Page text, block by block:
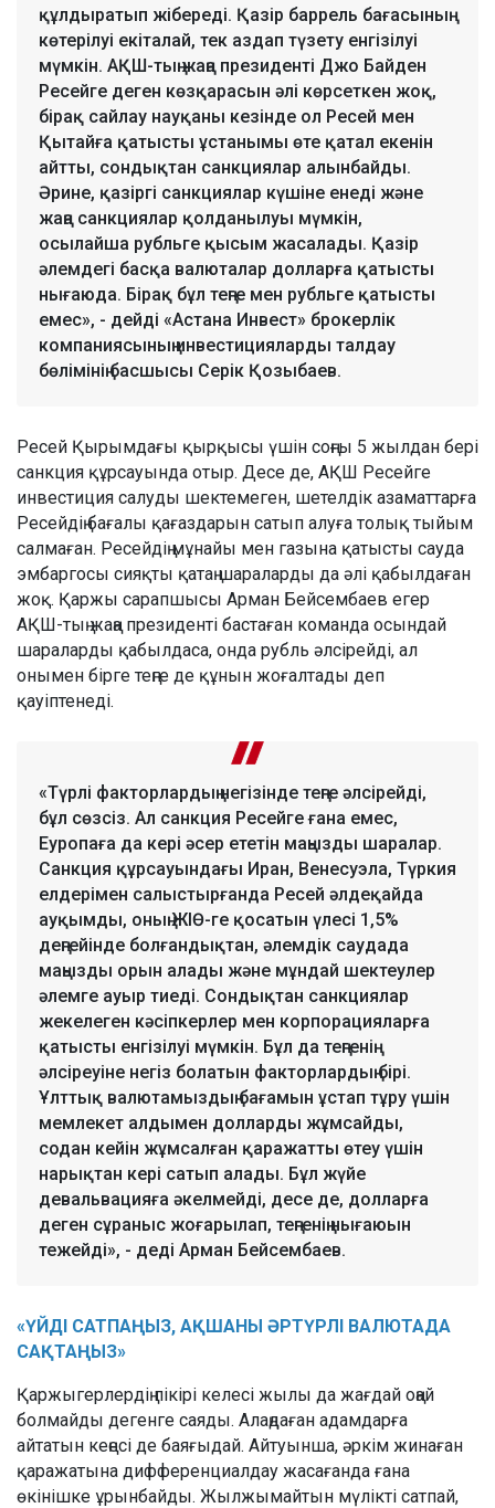
құлдыратып жібереді. Қазір баррель бағасының
көтерілуі екіталай, тек аздап түзету енгізілуі
мүмкін. АҚШ-тың жаңа президенті Джо Байден
Ресейге деген көзқарасын әлі көрсеткен жоқ,
бірақ сайлау науқаны кезінде ол Ресей мен
Қытайға қатысты ұстанымы өте қатал екенін
айтты, сондықтан санкциялар алынбайды.
Әрине, қазіргі санкциялар күшіне енеді және
жаңа санкциялар қолданылуы мүмкін,
осылайша рубльге қысым жасалады. Қазір
әлемдегі басқа валюталар долларға қатысты
нығаюда. Бірақ бұл теңге мен рубльге қатысты
емес», - дейді «Астана Инвест» брокерлік
компаниясының инвестицияларды талдау
бөлімінің басшысы Серік Қозыбаев.
Ресей Қырымдағы қырқысы үшін соңғы 5 жылдан бері
санкция құрсауында отыр. Десе де, АҚШ Ресейге
инвестиция салуды шектемеген, шетелдік азаматтарға
Ресейдің бағалы қағаздарын сатып алуға толық тыйым
салмаған. Ресейдің мұнайы мен газына қатысты сауда
эмбаргосы сияқты қатаң шараларды да әлі қабылдаған
жоқ. Қаржы сарапшысы Арман Бейсембаев егер
АҚШ-тың жаңа президенті бастаған команда осындай
шараларды қабылдаса, онда рубль әлсірейді, ал
онымен бірге теңге де құнын жоғалтады деп
қауіптенеді.
«Түрлі факторлардың негізінде теңге әлсірейді,
бұл сөзсіз. Ал санкция Ресейге ғана емес,
Еуропаға да кері әсер ететін маңызды шаралар.
Санкция құрсауындағы Иран, Венесуэла, Түркия
елдерімен салыстырғанда Ресей әлдеқайда
ауқымды, оның ЖІӨ-ге қосатын үлесі 1,5%
деңгейінде болғандықтан, әлемдік саудада
маңызды орын алады және мұндай шектеулер
әлемге ауыр тиеді. Сондықтан санкциялар
жекелеген кәсіпкерлер мен корпорацияларға
қатысты енгізілуі мүмкін. Бұл да теңгенің
әлсіреуіне негіз болатын факторлардың бірі.
Ұлттық валютамыздың бағамын ұстап тұру үшін
мемлекет алдымен долларды жұмсайды,
содан кейін жұмсалған қаражатты өтеу үшін
нарықтан кері сатып алады. Бұл жүйе
девальвацияға әкелмейді, десе де, долларға
деген сұраныс жоғарылап, теңгенің нығаюын
тежейді», - деді Арман Бейсембаев.
«ҮЙДІ САТПАҢЫЗ, АҚШАНЫ ӘРТҮРЛІ ВАЛЮТАДА
САҚТАҢЫЗ»
Қаржыгерлердің пікірі келесі жылы да жағдай оңай
болмайды дегенге саяды. Алаңдаған адамдарға
айтатын кеңесі де баяғыдай. Айтуынша, әркім жинаған
қаражатына дифференциалдау жасағанда ғана
өкінішке ұрынбайды. Жылжымайтын мүлікті сатпай,